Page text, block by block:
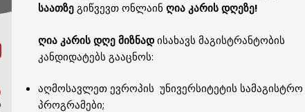
საათზეგიწვევთ ონლაინ ღია კარის დღეზე!
ღია კარის დღე მიზნადისახავს მაგისტრანტობის
კანდიდატებს გააცნოს:
აღმოსავლეთ ევროპის უნივერსიტეტის სამაგისტრო
პროგრამები;